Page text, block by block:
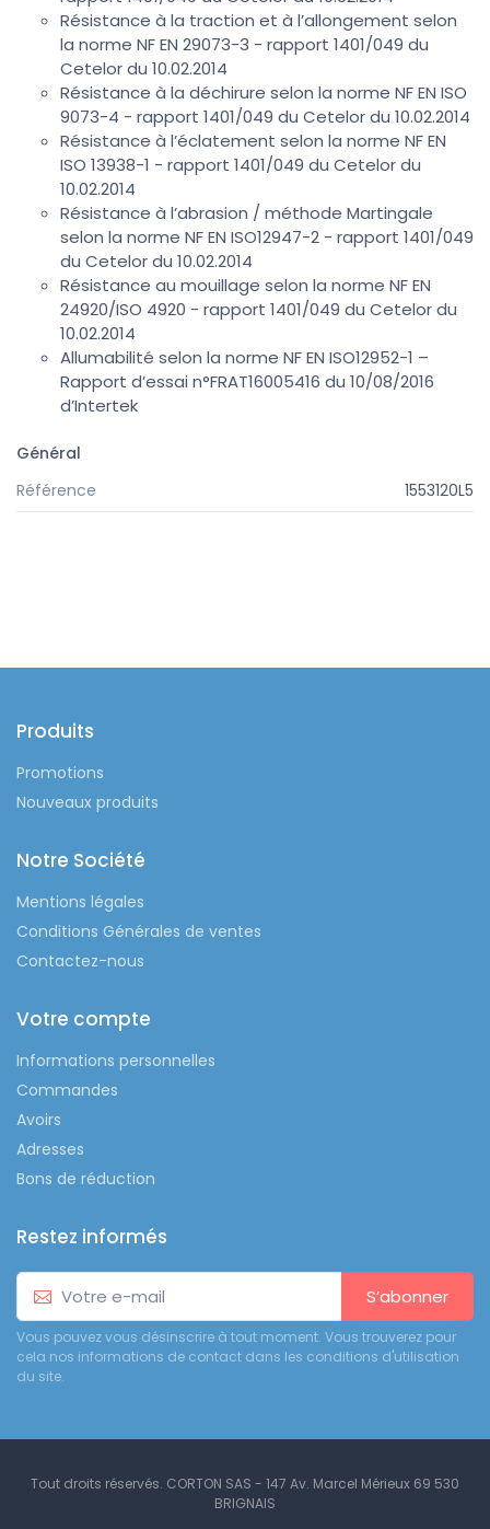
Résistance à la traction et à l’allongement selon
la norme NF EN 29073-3 - rapport 1401/049 du
Cetelor du 10.02.2014
Résistance à la déchirure selon la norme NF EN ISO
9073-4 - rapport 1401/049 du Cetelor du 10.02.2014
Résistance à l’éclatement selon la norme NF EN
ISO 13938-1 - rapport 1401/049 du Cetelor du
10.02.2014
Résistance à l’abrasion / méthode Martingale
selon la norme NF EN ISO12947-2 - rapport 1401/049
du Cetelor du 10.02.2014
Résistance au mouillage selon la norme NF EN
24920/ISO 4920 - rapport 1401/049 du Cetelor du
10.02.2014
Allumabilité selon la norme NF EN ISO12952-1 –
Rapport d’essai n°FRAT16005416 du 10/08/2016
d’Intertek
Général
Référence
1553120L5
Produits
Promotions
Nouveaux produits
Notre Société
Mentions légales
Conditions Générales de ventes
Contactez-nous
Votre compte
Informations personnelles
Commandes
Avoirs
Adresses
Bons de réduction
Restez informés
S’abonner
Vous pouvez vous désinscrire à tout moment. Vous trouverez pour
cela nos informations de contact dans les conditions d'utilisation
du site.
Tout droits réservés. CORTON SAS - 147 Av. Marcel Mérieux 69 530
BRIGNAIS